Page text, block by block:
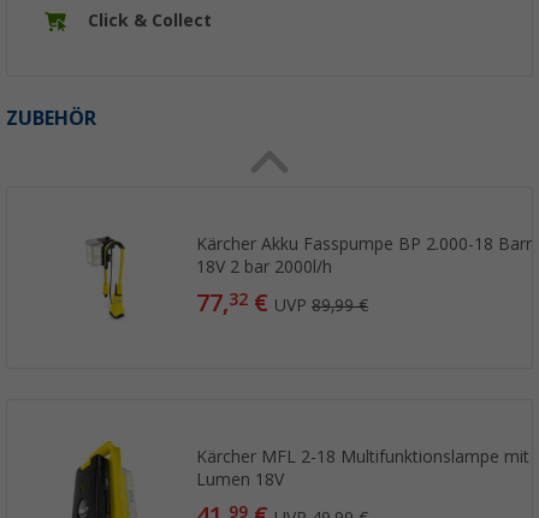
Click & Collect
ZUBEHÖR
Kärcher Akku Fasspumpe BP 2.000-18
18V 2 bar 2000l/h
77,32 € UVP89,99 €
Kärcher MFL 2-18 Multifunktionslampe mit
Lumen 18V
99